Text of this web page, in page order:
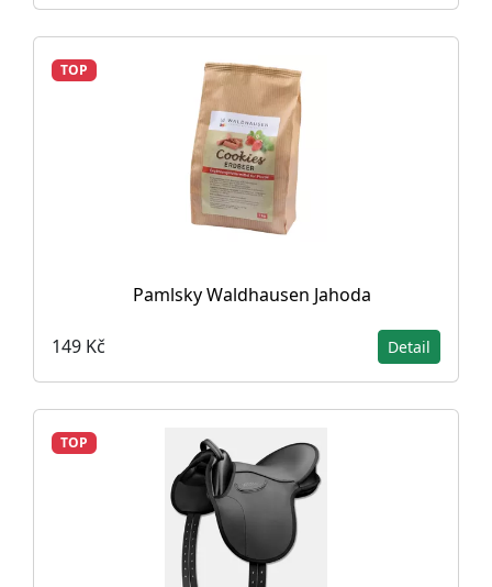
TOP
Pamlsky Waldhausen Jahoda
149 Kč Detail
TOP